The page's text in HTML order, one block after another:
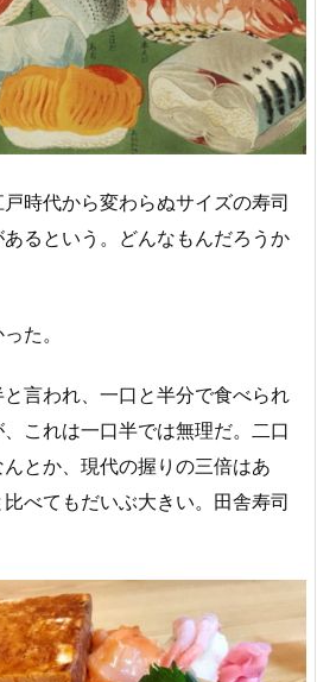
時代から変わらぬサイズの寿司
るという。どんなもんだろうか
た。
言われ、一口と半分で食べられ
これは一口半では無理だ。二口
とか、現代の握りの三倍はあ
べてもだいぶ大きい。田舎寿司